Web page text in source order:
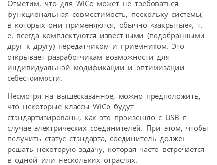
Отметим, что для WiCo может не требоваться
функциональная совместимость, поскольку системы,
в которых они применяются, обычно «закрытые», т.
е. всегда комплектуются известными (подобранными
друг к другу) передатчиком и приемником. Это
открывает разработчикам возможности для
индивидуальной модификации и оптимизации
себестоимости.
Несмотря на вышесказанное, можно предположить,
что некоторые классы WiCo будут
стандартизированы, как это произошло с USB в
случае электрических соединителей. При этом, чтобы
получить статус стандарта, соединитель должен
решать некоторую задачу, которая часто встречается
в одной или нескольких отраслях.